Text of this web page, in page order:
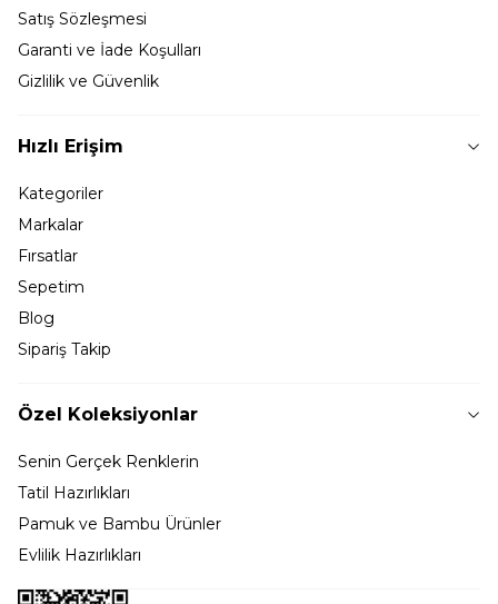
Satış Sözleşmesi
Garanti ve İade Koşulları
Gizlilik ve Güvenlik
Hızlı Erişim
Kategoriler
Markalar
Fırsatlar
Sepetim
Blog
Sipariş Takip
Özel Koleksiyonlar
Senin Gerçek Renklerin
Tatil Hazırlıkları
Pamuk ve Bambu Ürünler
Evlilik Hazırlıkları